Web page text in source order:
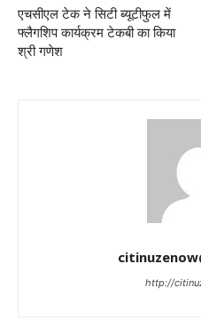
एचसीएल टेक ने सिटी ब्यूटीफुल में
फ्लैगशिप कार्यक्रम टेकबी का किया
श्री गणेश
http://